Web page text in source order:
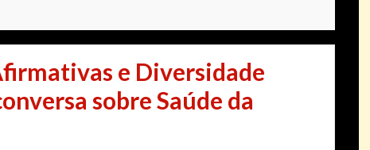
e Diversidade
sobre Saúde da